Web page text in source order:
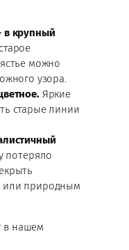
в крупный
можно
узора.
Яркие
старые линии
потеряло
или природным
в нашем